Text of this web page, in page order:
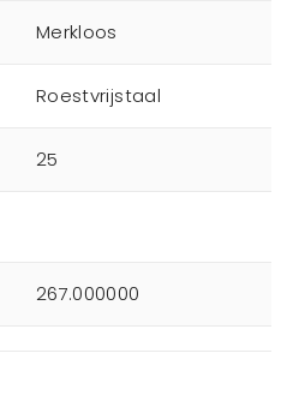
Merkloos
Roestvrijstaal
25
267.000000